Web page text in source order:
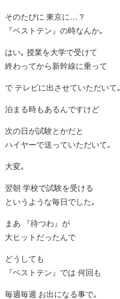
そのたびに 東京に…？
『ベストテン』の時なんか｡
はい｡ 授業を大学で受けて
終わってから新幹線に乗って
で テレビに出させていただいて｡
泊まる時もあるんですけど
次の日が試験とかだと
ハイヤーで送っていただいて｡
大変｡
翌朝 学校で試験を受ける
というような毎日でした｡
まあ 『待つわ』が
大ヒットだったんで
どうしても
『ベストテン』では 何回も
毎週毎週 お出になる事で｡